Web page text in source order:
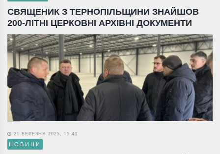
СВЯЩЕНИК З ТЕРНОПІЛЬЩИНИ ЗНАЙШОВ
200-ЛІТНІ ЦЕРКОВНІ АРХІВНІ ДОКУМЕНТИ
21 БЕРЕЗНЯ 2025, 15:40
НОВИНИ